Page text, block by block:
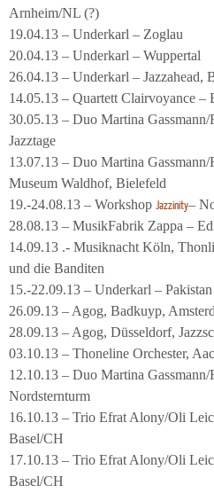
Arnheim/NL (?)
19.04.13 – Underkarl – Zoglau
20.04.13 – Underkarl – Wuppertal
26.04.13 – Underkarl – Jazzahead,
14.05.13 – Quartett Clairvoyance
30.05.13 – Duo Martina
Jazztage
13.07.13 – Duo Martina
Museum Waldhof, Bielefeld
19.-24.08.13 – Workshop Jazzinity–
28.08.13 – MusikFabrik Zappa –
14.09.13 .- Musiknacht Köln,
und die Banditen
15.-22.09.13 – Underkarl –
26.09.13 – Agog, Badkuyp,
28.09.13 – Agog, Düsseldorf,
03.10.13 – Thoneline Orchester,
12.10.13 – Duo Martina
Nordsternturm
16.10.13 – Trio Efrat Alony/Oli
Basel/CH
17.10.13 – Trio Efrat Alony/Oli
Basel/CH